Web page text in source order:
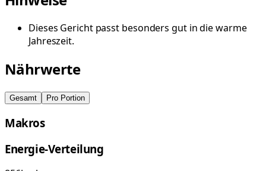
Dieses Gericht passt besonders gut in die warme
Jahreszeit.
Nährwerte
Gesamt Pro Portion
Makros
Energie-Verteilung